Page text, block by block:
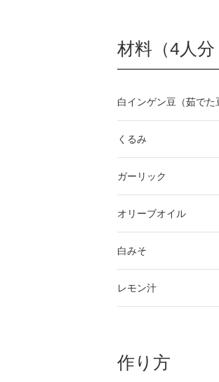
材料（4人分
白インゲン豆（茹でた
くるみ
ガーリック
オリーブオイル
白みそ
レモン汁
作り方